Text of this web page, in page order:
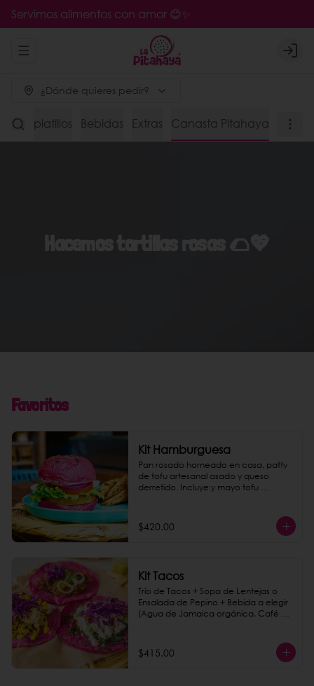
Servimos alimentos con amor 😊✨
Abrir menu de navegación Login
¿Dónde quieres pedir?
de platillos Bebidas Extras Canasta Pitahaya
Hacemos tortillas rosas 🌮💖
Favoritos
Kit Hamburguesa
Pan rosado horneado en casa, patty
de tofu artesanal asado y queso
derretido. Incluye:y mayo tofu
$420.00
Kit Tacos
Trío de Tacos + Sopa de Lentejas o
Ensalada de Pepino + Bebida a elegir
(Agua de Jamaica orgánica, Café de
$415.00